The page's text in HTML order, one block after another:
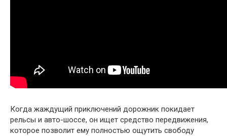
Когда жаждущий приключений дорожник покидает
рельсы и авто-шоссе, он ищет средство передвижения,
которое позволит ему полностью ощутить свободу